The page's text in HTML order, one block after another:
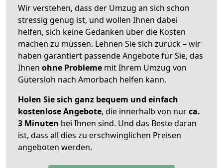
Wir verstehen, dass der Umzug an sich schon
stressig genug ist, und wollen Ihnen dabei
helfen, sich keine Gedanken über die Kosten
machen zu müssen. Lehnen Sie sich zurück – wir
haben garantiert passende Angebote für Sie, das
Ihnen ohne Probleme mit Ihrem Umzug von
Gütersloh nach Amorbach helfen kann.
Holen Sie sich ganz bequem und einfach
kostenlose Angebote, die innerhalb von nurca.
3 Minuten bei Ihnen sind. Und das Beste daran
ist, dass all dies zu erschwinglichen Preisen
angeboten werden.